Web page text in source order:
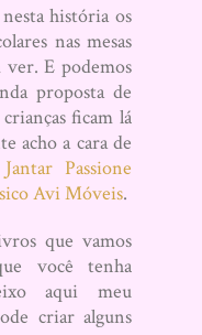
história os
nas mesas
ver. E podemos
proposta de
ficam lá
acho a cara de
Passione
Avi Móveis.
que vamos
você tenha
aqui meu
criar alguns